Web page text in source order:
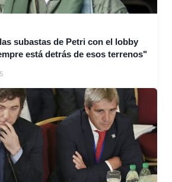
subastas de Petri con el lobby
está detrás de esos terrenos"